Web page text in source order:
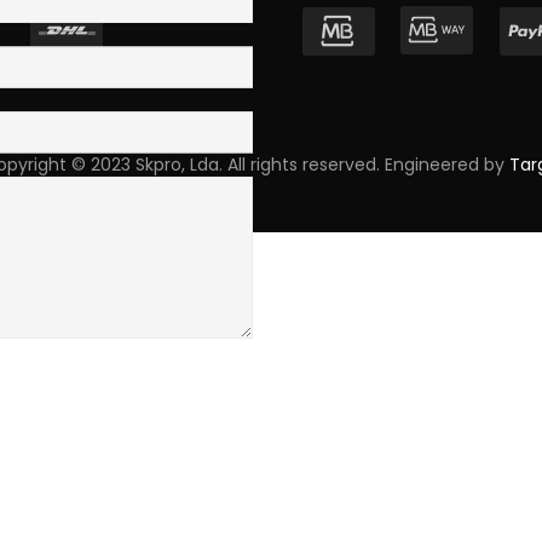
© 2023 Skpro, Lda. All rights reserved. Engineered by